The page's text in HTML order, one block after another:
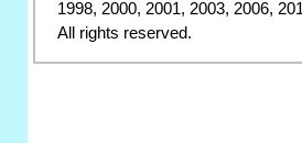
1998, 2000, 2001, 2003, 2006,
All rights reserved.